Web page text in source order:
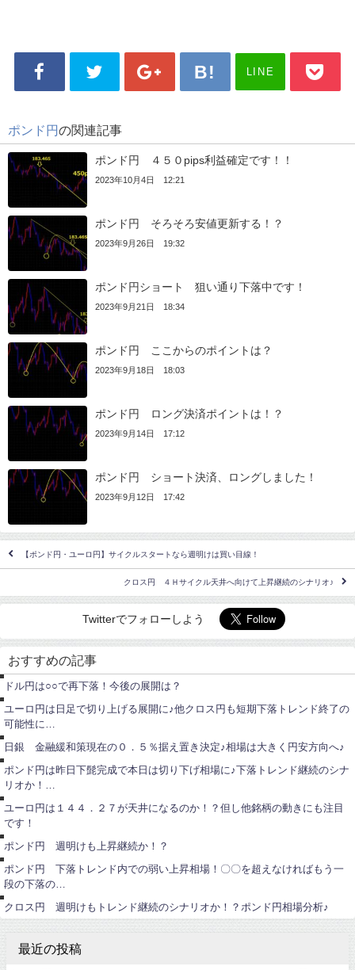
LINE
ポンド円の関連記事
ポンド円 ４５０pips利益確定です！！
2023年10月4日 12:21
ポンド円 そろそろ安値更新する！？
2023年9月26日 19:32
ポンド円ショート 狙い通り下落中です！
2023年9月21日 18:34
ポンド円 ここからのポイントは？
2023年9月18日 18:03
ポンド円 ロング決済ポイントは！？
2023年9月14日 17:12
ポンド円 ショート決済、ロングしました！
2023年9月12日 17:42
【ポンド円・ユーロ円】サイクルスタートなら週明けは買い目線！
クロス円 ４Ｈサイクル天井へ向けて上昇継続のシナリオ♪
Twitterでフォローしよう
おすすめの記事
ドル円は○○で再下落！今後の展開は？
ユーロ円は日足で切り上げる展開に♪他クロス円も短期下落トレンド終了の
可能性に…
日銀 金融緩和策現在の０．５％据え置き決定♪相場は大きく円安方向へ♪
ポンド円は昨日下髭完成で本日は切り下げ相場に♪下落トレンド継続のシナ
リオか！…
ユーロ円は１４４．２７が天井になるのか！？但し他銘柄の動きにも注目
です！
ポンド円 週明けも上昇継続か！？
ポンド円 下落トレンド内での弱い上昇相場！〇〇を超えなければもう一
段の下落の…
クロス円 週明けもトレンド継続のシナリオか！？ポンド円相場分析♪
最近の投稿